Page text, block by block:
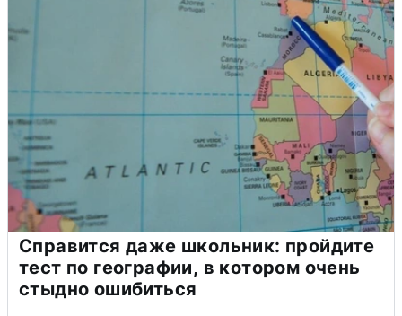
Справится даже школьник: пройдите
тест по географии, в котором очень
стыдно ошибиться